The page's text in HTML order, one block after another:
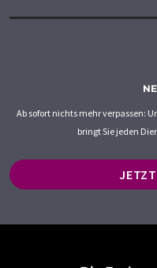
Ab sofort nichts mehr verpassen:
bringt Sie jeden